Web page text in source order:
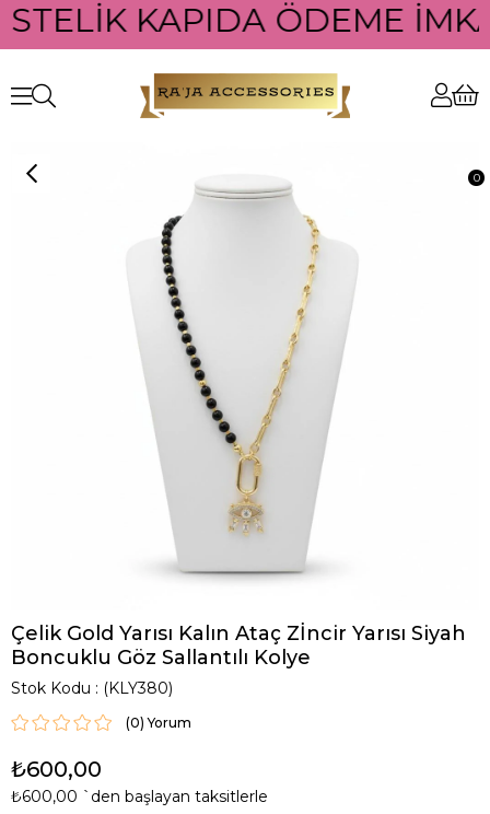
KAPIDA ÖDEME
0
Çelik Gold Yarısı Kalın Ataç Zİncir Yarısı Siyah
Boncuklu Göz Sallantılı Kolye
Stok Kodu (KLY380)
(0)
₺600,00
₺600,00 `den başlayan taksitlerle